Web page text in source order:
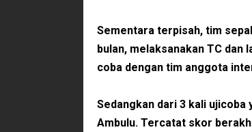
Sementara terpisah, tim
bulan, melaksanakan TC dan
coba dengan tim anggota
Sedangkan dari 3 kali ujicoba
Ambulu. Tercatat skor